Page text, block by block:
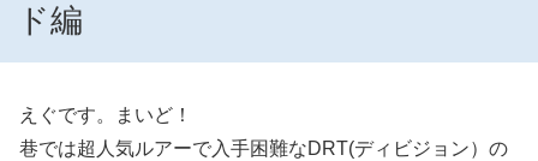
ド編
えぐです。まいど！
巷では超人気ルアーで入手困難なDRT(ディビジョン）の